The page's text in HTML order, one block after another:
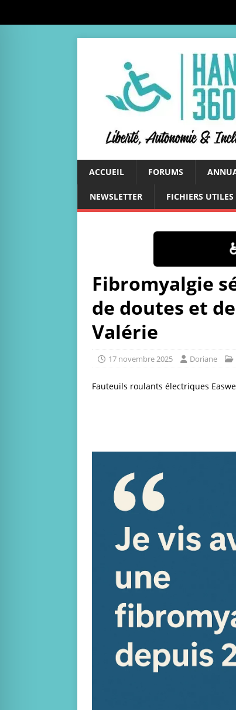
ACCUEIL FORUMS
NEWSLETTER FICHIERS UTILES
Fibromyalgie
de doutes et
Valérie
17 novembre 2025 Doriane
Fauteuils roulants électriques